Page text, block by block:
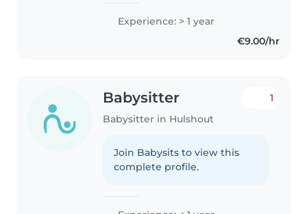
Experience: > 1 year
€9.00/hr
Babysitter
Babysitter in Hulshout
1
Join Babysits to view this
complete profile.